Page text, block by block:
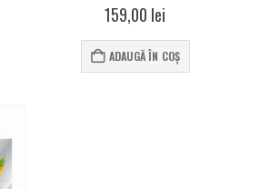
0out of 5
159,00 lei
ADAUGĂ ÎN COȘ